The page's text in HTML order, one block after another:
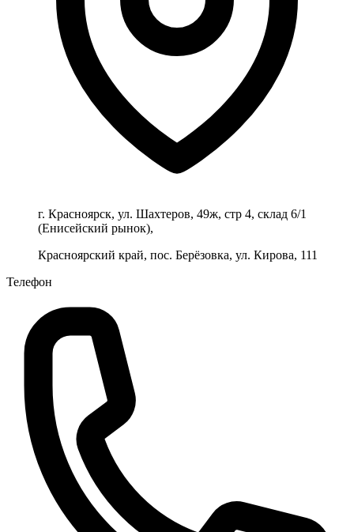
г. Красноярск, ул. Шахтеров, 49ж, стр 4, склад 6/1
(Енисейский рынок),
Красноярский край, пос. Берёзовка, ул. Кирова, 111
Телефон